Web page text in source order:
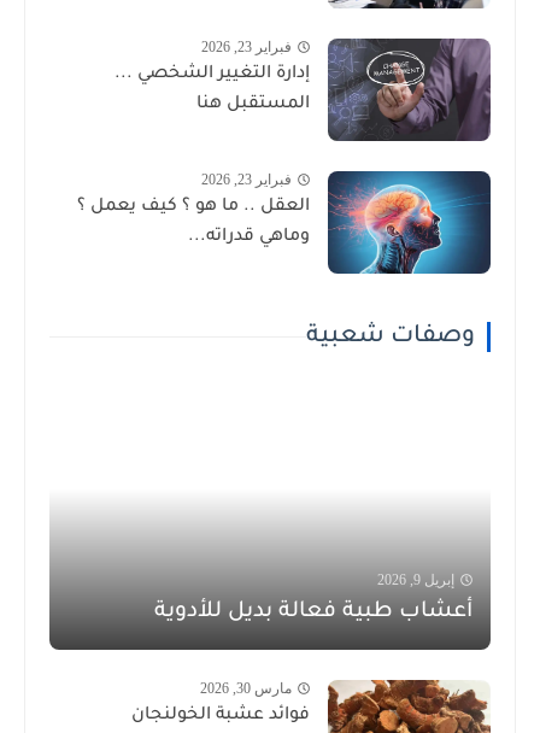
فبراير 23, 2026
إدارة التغيير الشخصي ...
المستقبل هنا
فبراير 23, 2026
العقل .. ما هو ؟ كيف يعمل ؟
وماهي قدراته...
وصفات شعبية
إبريل 9, 2026
أعشاب طبية فعالة بديل للأدوية
مارس 30, 2026
فوائد عشبة الخولنجان